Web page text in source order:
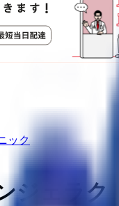
ック
ジェラク